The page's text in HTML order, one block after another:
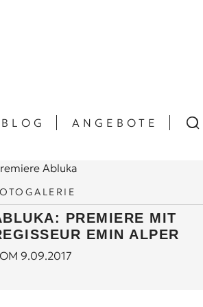
BLOG ANGEBOTE
PREMIERE MIT
EMIN ALPER
9.09.2017